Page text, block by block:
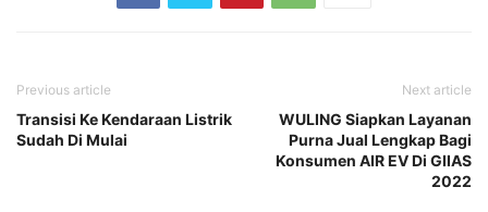
Previous article
Transisi Ke Kendaraan Listrik
Sudah Di Mulai
Next article
WULING Siapkan Layanan
Purna Jual Lengkap Bagi
Konsumen AIR EV Di GIIAS
2022